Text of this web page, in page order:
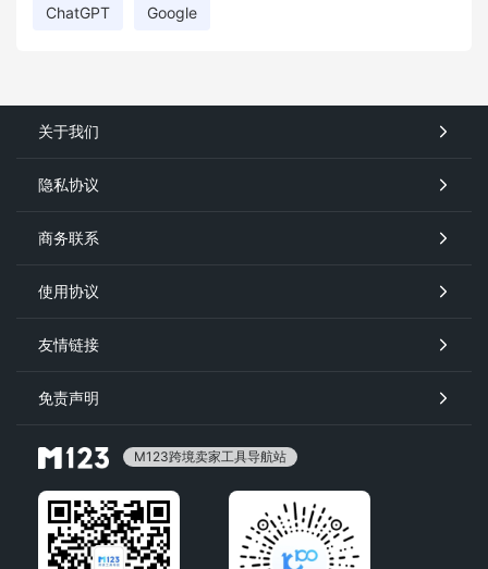
ChatGPT Google
关于我们
隐私协议
商务联系
使用协议
友情链接
免责声明
M123跨境卖家工具导航站